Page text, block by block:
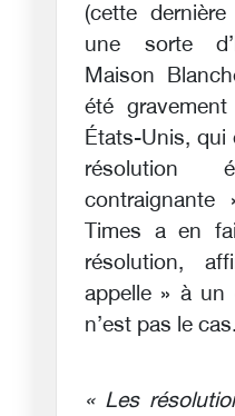
(cette
une sorte
Maison
été
États-Unis, qui
Times a en
résolution,
appelle » à un
n’est pas le cas.
« Les